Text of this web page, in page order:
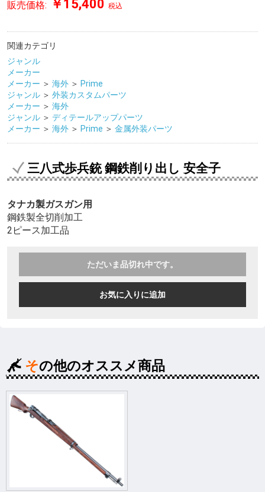
販売価格: ￥15,400 税込
関連カテゴリ
ジャンル
メーカー
メーカー ＞ 海外 ＞ Prime
ジャンル ＞ 外装カスタムパーツ
メーカー ＞ 海外
ジャンル ＞ ディテールアップパーツ
メーカー ＞ 海外 ＞ Prime ＞ 金属外装パーツ
三八式歩兵銃 鋼鉄削り出し 安全子
タナカ製ガスガン用
鋼鉄製全切削加工
2ピース加工品
ただいま品切れ中です。
お気に入りに追加
その他のオススメ商品